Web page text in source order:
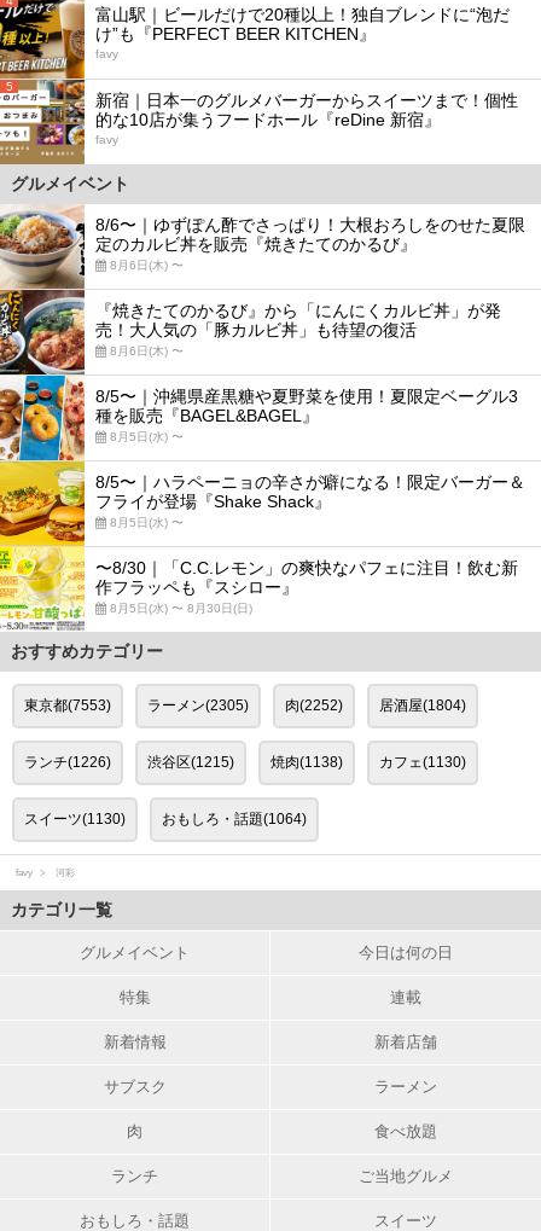
富山駅｜ビールだけで20種以上！独自ブレンドに“泡だ
け”も『PERFECT BEER KITCHEN』
favy
5
新宿｜日本一のグルメバーガーからスイーツまで！個性
的な10店が集うフードホール『reDine 新宿』
favy
グルメイベント
8/6〜｜ゆずぽん酢でさっぱり！大根おろしをのせた夏限
定のカルビ丼を販売『焼きたてのかるび』
8月6日(木) 〜
『焼きたてのかるび』から「にんにくカルビ丼」が発
売！大人気の「豚カルビ丼」も待望の復活
8月6日(木) 〜
8/5〜｜沖縄県産黒糖や夏野菜を使用！夏限定ベーグル3
種を販売『BAGEL&BAGEL』
8月5日(水) 〜
8/5〜｜ハラペーニョの辛さが癖になる！限定バーガー＆
フライが登場『Shake Shack』
8月5日(水) 〜
〜8/30｜「C.C.レモン」の爽快なパフェに注目！飲む新
作フラッペも『スシロー』
8月5日(水) 〜 8月30日(日)
おすすめカテゴリー
東京都(7553) ラーメン(2305) 肉(2252) 居酒屋(1804)
ランチ(1226) 渋谷区(1215) 焼肉(1138) カフェ(1130)
スイーツ(1130) おもしろ・話題(1064)
favy 河彩
カテゴリ一覧
グルメイベント 今日は何の日
特集 連載
新着情報 新着店舗
サブスク ラーメン
肉 食べ放題
ランチ ご当地グルメ
おもしろ・話題 スイーツ